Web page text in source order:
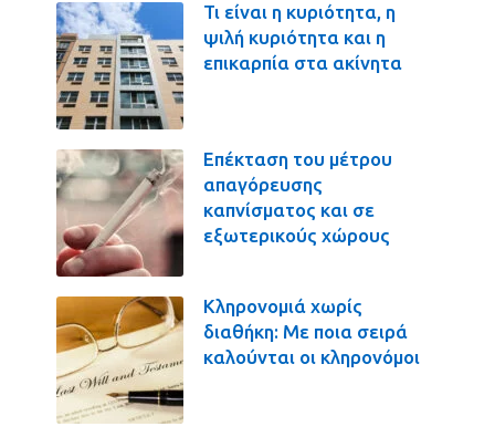
Τι είναι η κυριότητα, η
ψιλή κυριότητα και η
επικαρπία στα ακίνητα
Επέκταση του μέτρου
απαγόρευσης
καπνίσματος και σε
εξωτερικούς χώρους
Κληρονομιά χωρίς
διαθήκη: Με ποια σειρά
καλούνται οι κληρονόμοι